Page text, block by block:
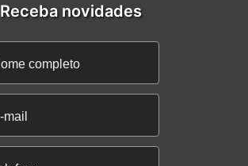
Receba novidades